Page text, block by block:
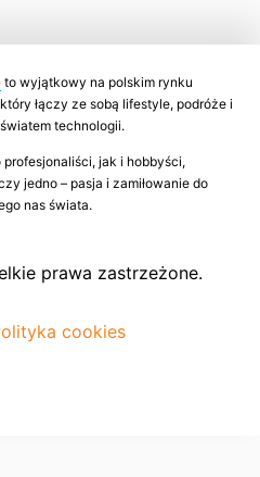
to wyjątkowy na polskim rynku
łączy ze sobą lifestyle, podróże i
technologii.
profesjonaliści, jak i hobbyści,
jedno – pasja i zamiłowanie do
nas świata.
prawa zastrzeżone.
cookies